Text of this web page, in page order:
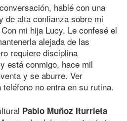
hablé con una
de alta confianza sobre mi
mi hija Lucy. Le confesé el
alejada de las
requiere disciplina
está conmigo, hace mil
y se aburre. Ver
no entra en su rutina.
Pablo Muñoz Iturrieta